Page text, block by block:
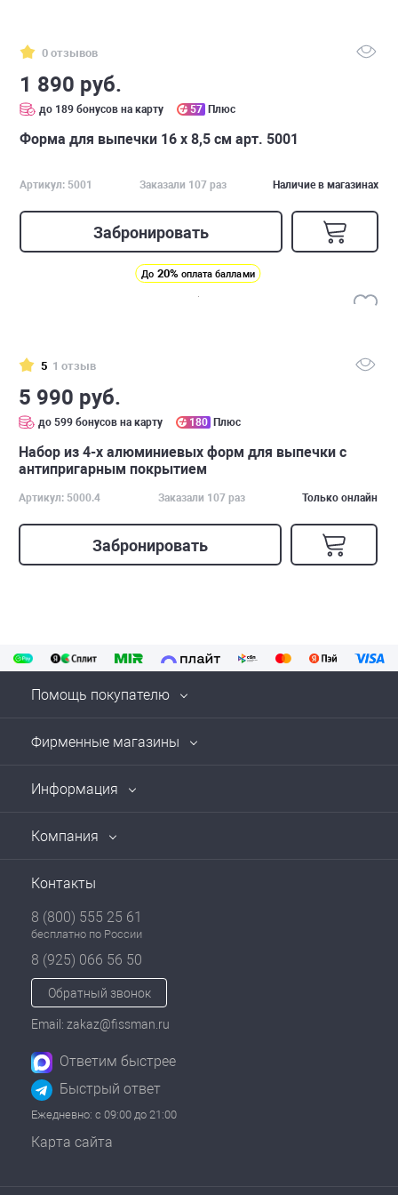
0 отзывов
1 890 руб.
до 189 бонусов на карту 57 Плюс
Форма для выпечки 16 х 8,5 см арт. 5001
Артикул: 5001 Заказали 107 раз Наличие в магазинах
Забронировать
До 20% оплата баллами
5 1 отзыв
5 990 руб.
до 599 бонусов на карту 180 Плюс
Набор из 4-х алюминиевых форм для выпечки с
антипригарным покрытием
Артикул: 5000.4 Заказали 107 раз Только онлайн
Забронировать
Помощь покупателю
Фирменные магазины
Информация
Компания
Контакты
8 (800) 555 25 61
бесплатно по России
8 (925) 066 56 50
Обратный звонок
Email: zakaz@fissman.ru
Ответим быстрее
Быстрый ответ
Ежедневно: с 09:00 до 21:00
Карта сайта